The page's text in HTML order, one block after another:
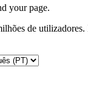
your page.
de